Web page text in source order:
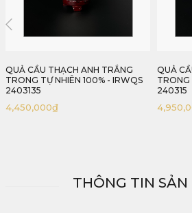
QUẢ CẦU THẠCH ANH TRẮNG
TRONG TỰ NHIÊN 100% - IRWQS
240315
4,950,000₫
QUẢ
NHIÊN
THÔNG TIN SẢN